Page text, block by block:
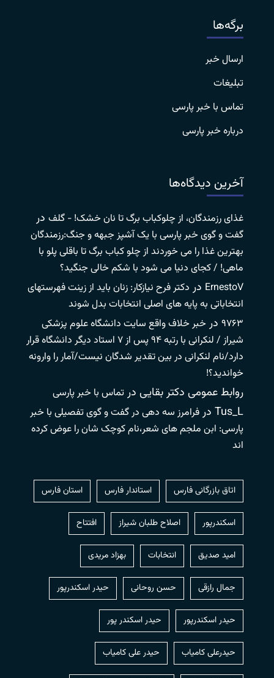
برگه‌ها
ارسال خبر
تبلیغات
تماس با خبر پارسی
درباره خبر پارسی
آخرین دیدگاه‌ها
غذای رزمندگان، از چلوکباب برگ تا نان خشک! - گلف در
گفت و گوی خبر پارسی با یک آشپز جبهه و جنگ:رزمندگان
بهترین غذا را می خوردند از چلو کباب برگ تا باقلی پلو با
ماهی! / کجای دنیا می شود با شکم خالی جنگید؟
ErnestoV در دکتر فرح نیازکار: زنان باید از زینت فهرستهای
انتخاباتی به پایه های اصلی انتخابات بدل شوند
۹۷۶۳ در خبر خلاف واقع سایت دانشگاه علوم پزشکی
شیراز / لنکرانی با رتبه ۹۴ پس از ۷ استاد دیگر دانشگاه قرار
دارد/نام لنکرانی در بین تقدیر شدگان نیست/آمار را وارونه
خواندید؟!
روابط عمومی دکتر بقایی در تماس با خبر پارسی
Tus_L در فرامرز سه دهی در گفت و گوی تفصیلی با خبر
پارسی: ابن ملجم های شعر،نام کوچک شان را عوض کرده
اند
اتاق بازرگانی فارس استاندار فارس استان فارس
اسکندرپور اصلاح طلبان شیراز افتتاح
امید صدیق انتخابات بهزاد مریدی
جمال رازقی حسن روحانی حيدر اسكندرپور
حیدر اسکندرپور حیدر اسکندر پور
حیدرعلی کامیاب حیدر علی کامیاب